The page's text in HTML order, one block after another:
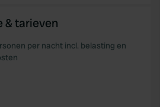
& tarieven
per nacht incl. belasting en